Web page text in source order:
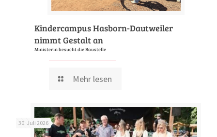
Kindercampus Hasborn-Dautweiler
nimmt Gestalt an
Ministerin besucht die Baustelle
Mehr lesen
30. Juli 2026